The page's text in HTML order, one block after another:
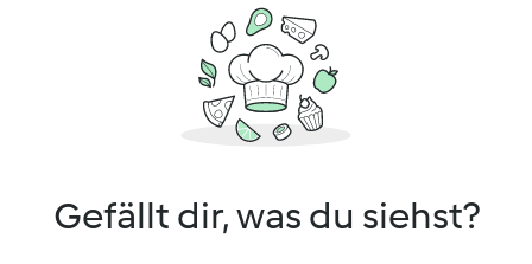
Gefällt dir, was du siehst?